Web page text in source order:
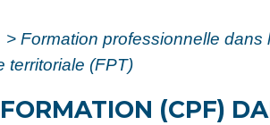
> Formation professionnelle dans
territoriale (FPT)
(CPF)